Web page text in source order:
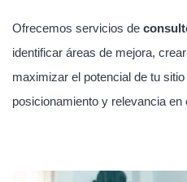
Ofrecemos servicios de
identificar áreas de mejora,
maximizar el potencial de tu
posicionamiento y relevancia en